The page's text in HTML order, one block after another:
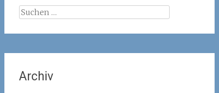
Suchen
Archiv